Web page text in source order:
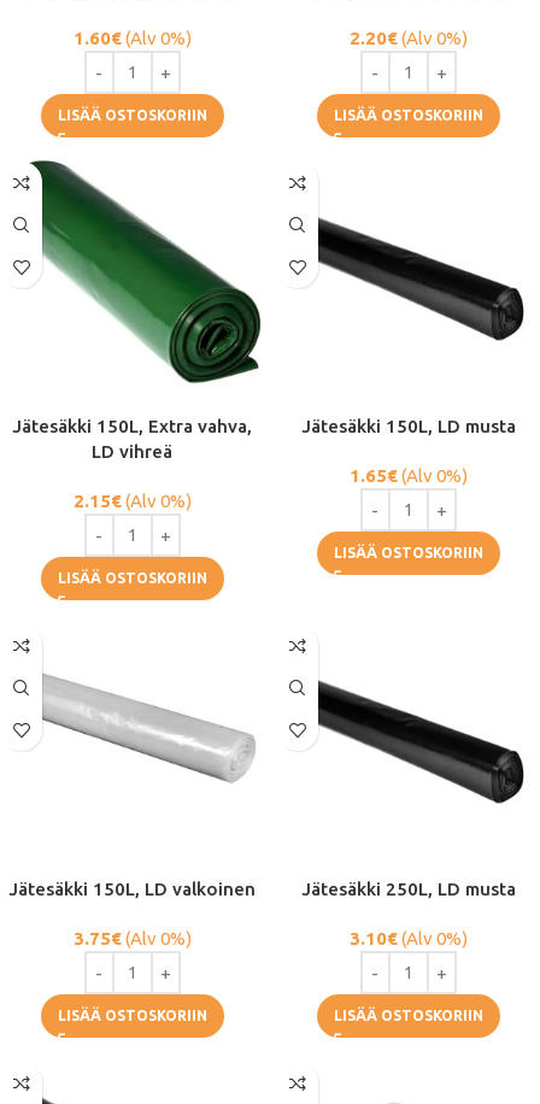
1.60€(Alv 0%)
LISÄÄ OSTOSKORIIN
2.20€(Alv 0%)
LISÄÄ OSTOSKORIIN
Jätesäkki 150L, ​​​​Extra vahva,
LD vihreä
2.15€(Alv 0%)
LISÄÄ OSTOSKORIIN
Jätesäkki 150L, ​​​​LD musta
1.65€(Alv 0%)
LISÄÄ OSTOSKORIIN
Jätesäkki 150L, ​​​​LD valkoinen
3.75€(Alv 0%)
LISÄÄ OSTOSKORIIN
Jätesäkki 250L, LD musta
3.10€(Alv 0%)
LISÄÄ OSTOSKORIIN